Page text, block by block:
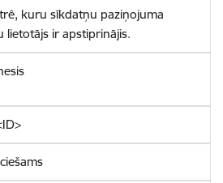
kuru sīkdatņu paziņojuma
lietotājs ir apstiprinājis.